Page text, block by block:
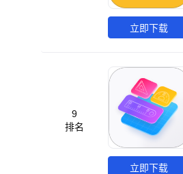
立即下载
9
排名
立即下载